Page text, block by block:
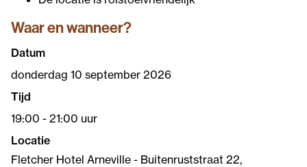
Waar en wanneer?
Datum
donderdag 10 september 2026
Tijd
19:00 - 21:00 uur
Locatie
Fletcher Hotel Arneville - Buitenruststraat 22,